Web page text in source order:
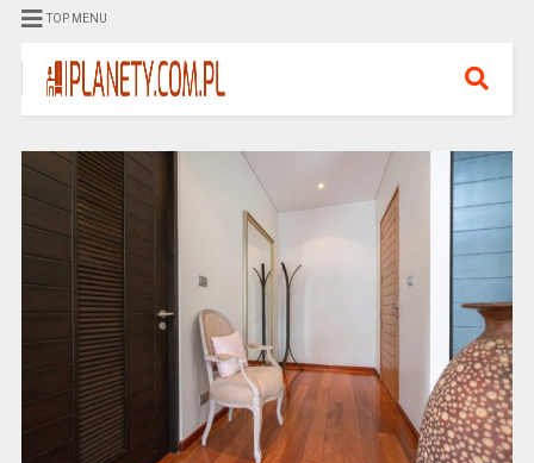
TOP MENU